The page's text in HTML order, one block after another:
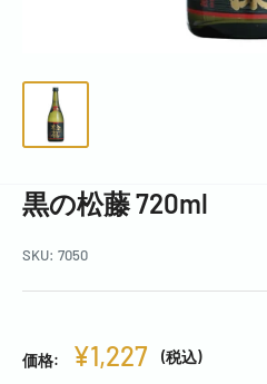
黒の松藤 720ml
SKU: 7050
価格: ¥1,227 (税込)